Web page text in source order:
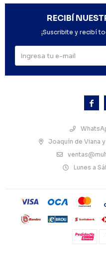

Joaquín de Viana
Lunes a
RECIBÍ
¡Suscribite y recibí